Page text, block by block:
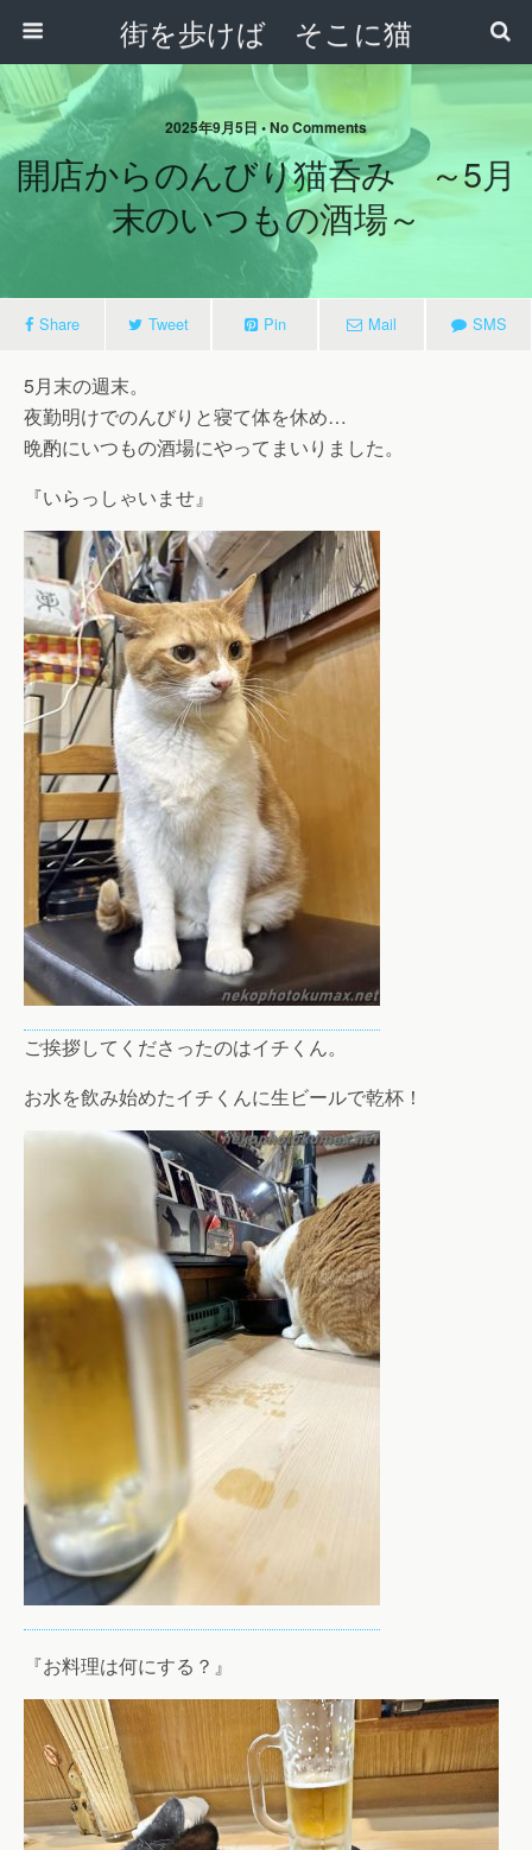
街を歩けば そこに猫
2025年9月5日 • No Comments
開店からのんびり猫呑み ～5月
末のいつもの酒場～
Share Tweet Pin Mail SMS
5月末の週末。
夜勤明けでのんびりと寝て体を休め…
晩酌にいつもの酒場にやってまいりました。
『いらっしゃいませ』
ご挨拶してくださったのはイチくん。
お水を飲み始めたイチくんに生ビールで乾杯！
『お料理は何にする？』